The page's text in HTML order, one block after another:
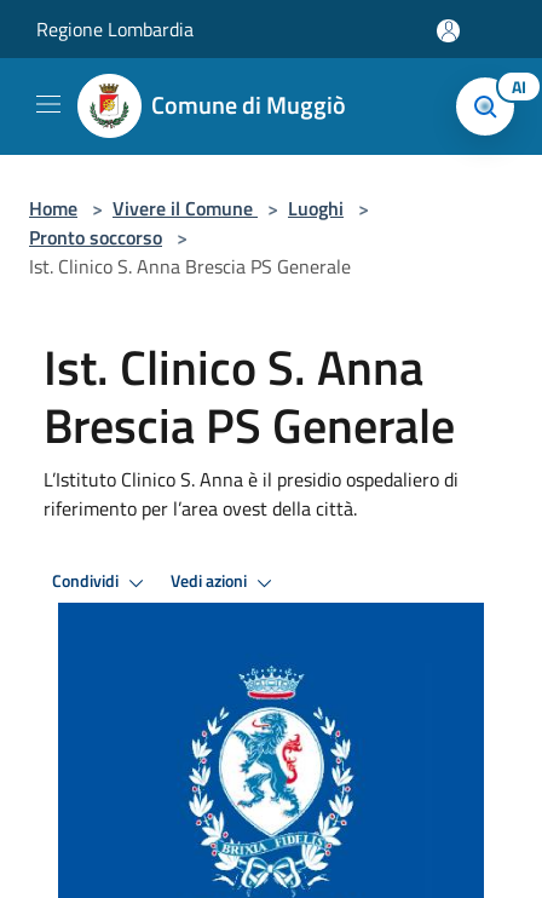
Regione Lombardia
Comune di Muggiò AI
Home > Vivere il Comune > Luoghi >
Pronto soccorso >
Ist. Clinico S. Anna Brescia PS Generale
Ist. Clinico S. Anna
Brescia PS Generale
L’Istituto Clinico S. Anna è il presidio ospedaliero di
riferimento per l’area ovest della città.
Condividi Vedi azioni